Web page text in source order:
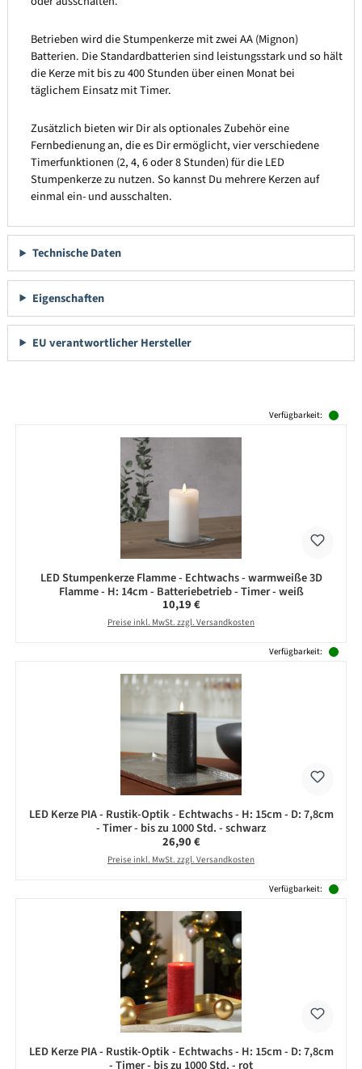
Betrieben wird die Stumpenkerze mit zwei AA (Mignon)
Batterien. Die Standardbatterien sind leistungsstark und so hält
die Kerze mit bis zu 400 Stunden über einen Monat bei
täglichem Einsatz mit Timer.
Zusätzlich bieten wir Dir als optionales Zubehör eine
Fernbedienung an, die es Dir ermöglicht, vier verschiedene
Timerfunktionen (2, 4, 6 oder 8 Stunden) für die LED
Stumpenkerze zu nutzen. So kannst Du mehrere Kerzen auf
einmal ein- und ausschalten.
Technische Daten
Eigenschaften
EU verantwortlicher Hersteller
Verfügbarkeit:
LED Stumpenkerze Flamme - Echtwachs - warmweiße 3D
Flamme - H: 14cm - Batteriebetrieb - Timer - weiß
Regulärer Preis:
10,19 €
Preise inkl. MwSt. zzgl. Versandkosten
Verfügbarkeit:
LED Kerze PIA - Rustik-Optik - Echtwachs - H: 15cm - D: 7,8cm
- Timer - bis zu 1000 Std. - schwarz
Regulärer Preis:
26,90 €
Preise inkl. MwSt. zzgl. Versandkosten
Verfügbarkeit:
LED Kerze PIA - Rustik-Optik - Echtwachs - H: 15cm - D: 7,8cm
- Timer - bis zu 1000 Std. - rot